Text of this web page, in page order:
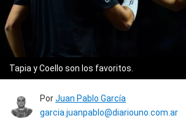
Tapia y Coello son los favoritos.
PorJuan Pablo García
garcia.juanpablo@diariouno.com.ar